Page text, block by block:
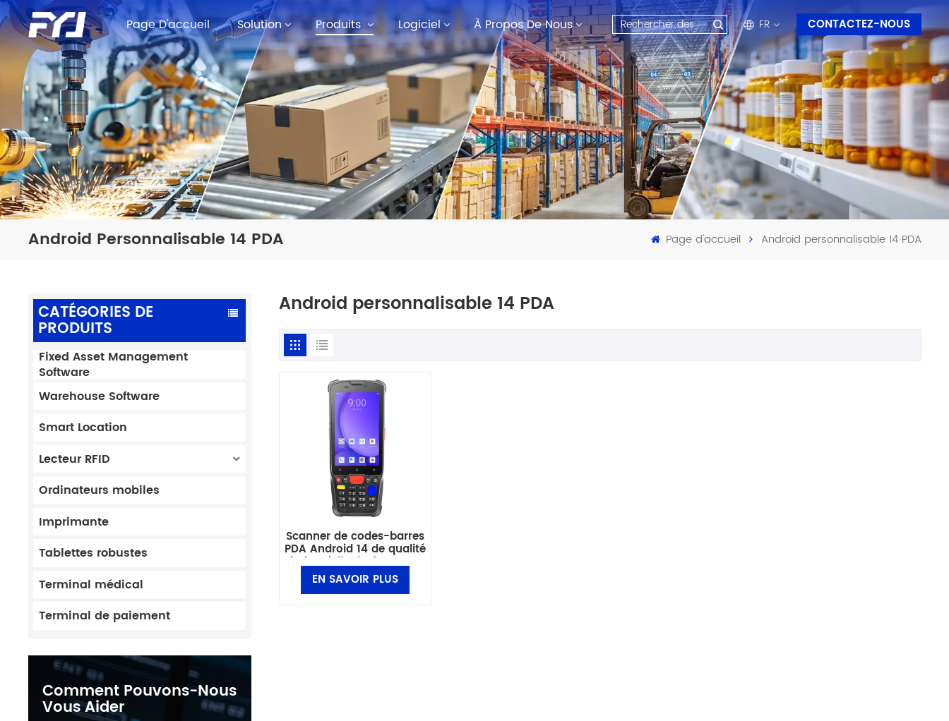
Page D'accueil Solution Produits Logiciel À Propos De Nous FR
en
fr
ru
es
ar
CONTACTEZ-NOUS
Android Personnalisable 14 PDA Page d'accueil Android personnalisable 14 PDA
CATÉGORIES DE
PRODUITS
Fixed Asset Management
Software
Warehouse Software
Smart Location
Lecteur RFID
Ordinateurs mobiles
Imprimante
Tablettes robustes
Terminal médical
Terminal de paiement
Comment Pouvons-Nous
Vous Aider
Android personnalisable 14 PDA
Scanner de codes-barres
PDA Android 14 de qualité
industrielle de 4 pouces
EN SAVOIR PLUS